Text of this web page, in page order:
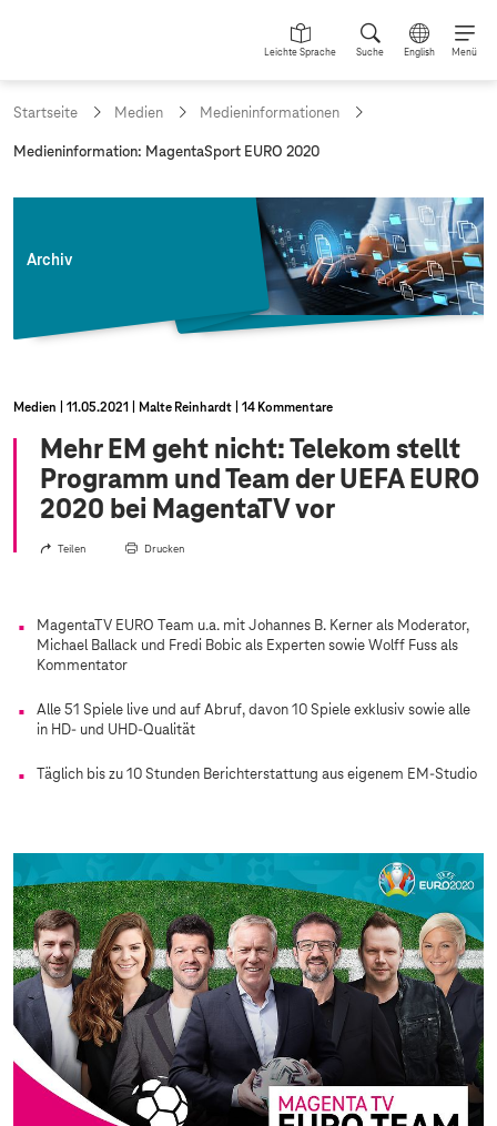
Leichte Sprache Suche English Menü
Startseite Medien Medieninformationen
a
:
Medieninformation: MagentaSport EURO 2020
Archiv
Medien 11.05.2021 Malte Reinhardt 14 Kommentare
Mehr EM geht nicht: Telekom stellt
Programm und Team der UEFA EURO
2020 bei MagentaTV vor
Teilen Drucken
MagentaTV EURO Team u.a. mit Johannes B. Kerner als Moderator,
Michael Ballack und Fredi Bobic als Experten sowie Wolff Fuss als
Kommentator
Alle 51 Spiele live und auf Abruf, davon 10 Spiele exklusiv sowie alle
in HD- und UHD-Qualität
Täglich bis zu 10 Stunden Berichterstattung aus eigenem EM-Studio